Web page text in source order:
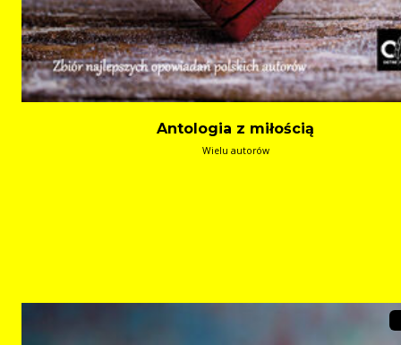
Antologia z miłością
Wielu autorów